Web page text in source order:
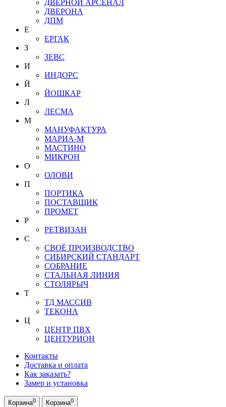
ДВЕРНОЙ АРСЕНАЛ
ДВЕРОНА
ДПМ
Е
ЕРГАК
З
ЗЕВС
И
ИНДОРС
Й
ЙОШКАР
Л
ЛЕСМА
М
МАНУФАКТУРА
МАРИА-М
МАСТИНО
МИКРОН
О
ОЛОВИ
П
ПОРТИКА
ПОСТАВЩИК
ПРОМЕТ
Р
РЕТВИЗАН
С
СВОЁ ПРОИЗВОДСТВО
СИБИРСКИЙ СТАНДАРТ
СОБРАНИЕ
СТАЛЬНАЯ ЛИНИЯ
СТОЛЯРЫЧ
Т
ТД МАССИВ
ТЕКОНА
Ц
ЦЕНТР ПВХ
ЦЕНТУРИОН
Контакты
Доставка и оплата
Как заказать?
Замер и установка
Корзина0 Корзина0